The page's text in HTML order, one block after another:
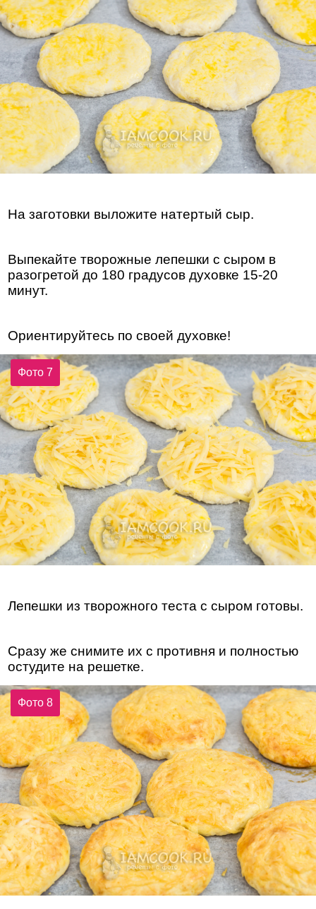
На заготовки выложите натертый сыр.
Выпекайте творожные лепешки с сыром в
разогретой до 180 градусов духовке 15-20
минут.
Ориентируйтесь по своей духовке!
Фото 7
Лепешки из творожного теста с сыром готовы.
Сразу же снимите их с противня и полностью
остудите на решетке.
Фото 8